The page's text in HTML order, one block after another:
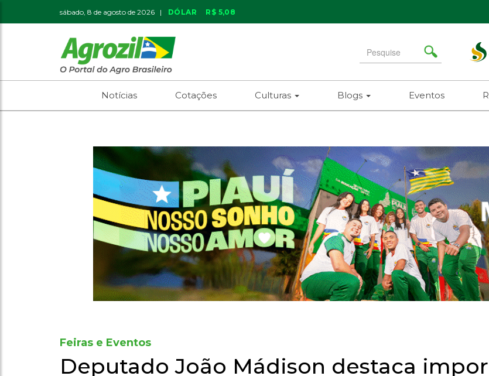
sábado, 8 de agosto de 2026 | DÓLAR R$ 5,08
Search
for
Notícias Cotações Culturas Blogs Eventos
Feiras e Eventos
Deputado João Mádison destaca